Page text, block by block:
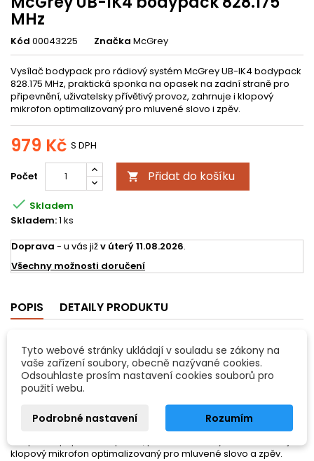
MHz
Kód 00043225 Značka McGrey
Vysílač bodypack pro rádiový systém McGrey UB-IK4 bodypack
828.175 MHz, praktická sponka na opasek na zadní straně pro
připevnění, uživatelsky přívětivý provoz, zahrnuje i klopový
mikrofon optimalizovaný pro mluvené slovo i zpěv.
979 Kč S DPH
Počet  Přidat do košíku
 Skladem
Skladem:1 ks
Doprava - u vás jižv úterý 11.08.2026.
Všechny možnosti doručení
POPIS DETAILY PRODUKTU
Bezdrátový vysílač bodypacku UB-IK4 McGrey je ideálním
doplňkem rádiového systému McGrey. Můžete jej připojit k
náhlavní soupravě, klopovému mikrofonu nebo k nástrojům s
linkovými signály, jako je kytara (s volitelným kabelem), což vám
S praktickou sponou na opasek lze vysílač UB-IK4 bodypack
klopový mikrofon optimalizovaný pro mluvené slovo a zpěv.
Tyto webové stránky ukládají v souladu se zákony na
vaše zařízení soubory, obecně nazývané cookies.
Odsouhlaste prosím nastavení cookies souborů pro
použití webu.
Podrobné nastavení Rozumím